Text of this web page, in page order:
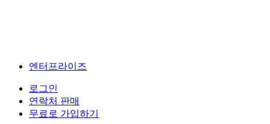
엔터프라이즈
로그인
연락처 판매
무료로 가입하기